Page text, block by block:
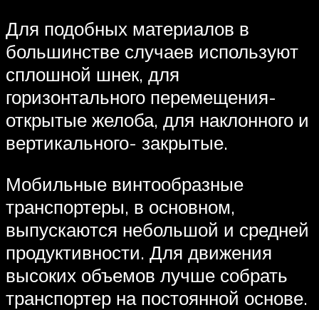
Для подобных материалов в
большинстве случаев используют
сплошной шнек, для
горизонтального перемещения-
открытые желоба, для наклонного и
вертикального- закрытые.
Мобильные винтообразные
транспортеры, в основном,
выпускаются небольшой и средней
продуктивности. Для движения
высоких объемов лучше собрать
транспортер на постоянной основе.